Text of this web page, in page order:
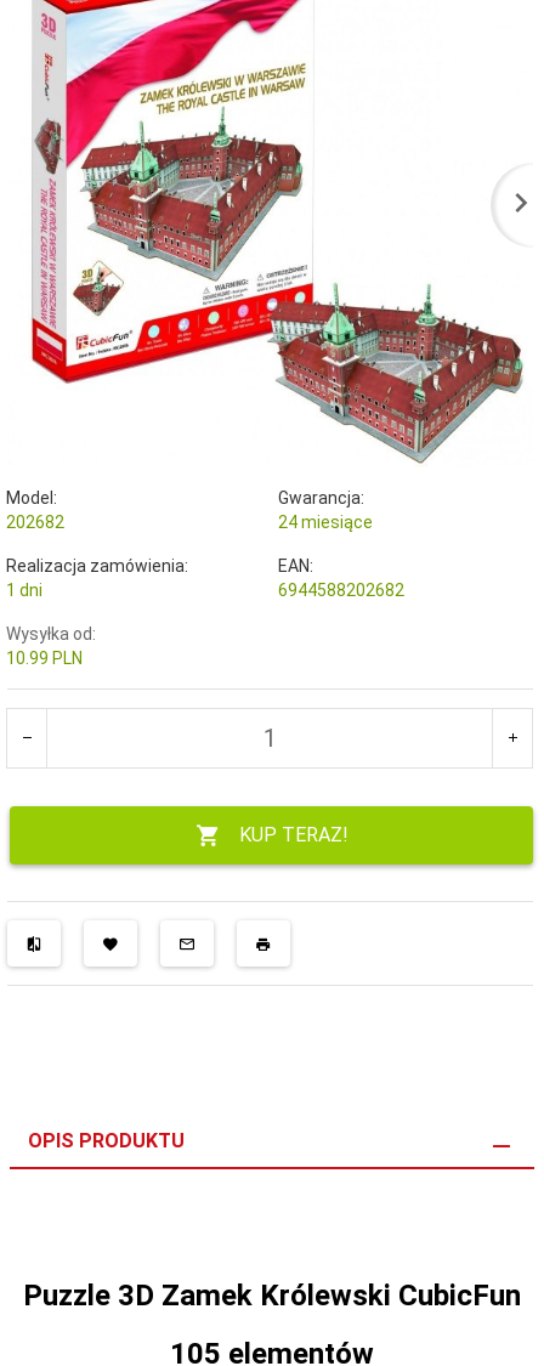
Model:
202682
Gwarancja:
24 miesiące
Realizacja zamówienia:
1 dni
EAN:
6944588202682
Wysyłka od:
10.99 PLN
KUP TERAZ!
OPIS PRODUKTU
Puzzle 3D Zamek Królewski CubicFun
105 elementów